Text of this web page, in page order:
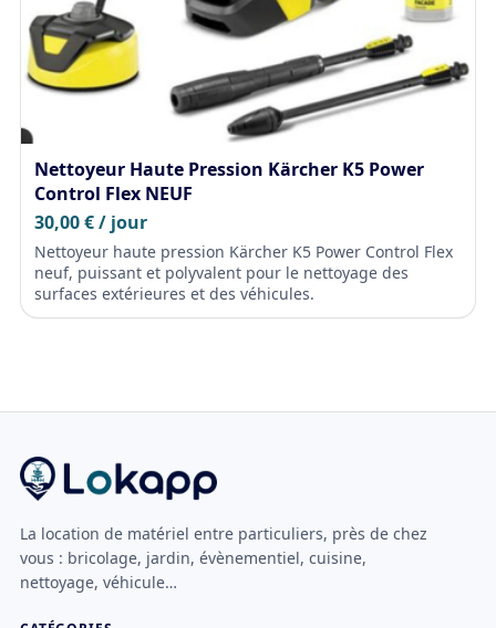
Nettoyeur Haute Pression Kärcher K5 Power
Control Flex NEUF
30,00 € / jour
Nettoyeur haute pression Kärcher K5 Power Control Flex
neuf, puissant et polyvalent pour le nettoyage des
surfaces extérieures et des véhicules.
La location de matériel entre particuliers, près de chez
vous : bricolage, jardin, évènementiel, cuisine,
nettoyage, véhicule…